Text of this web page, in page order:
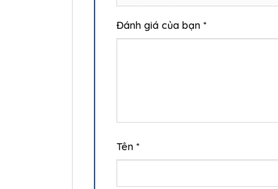
Đánh giá của bạn *
Tên *